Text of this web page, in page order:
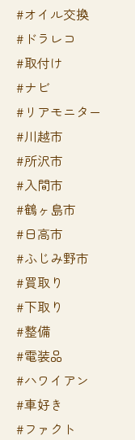
#オイル交換
#ドラレコ
#取付け
#ナビ
#リアモニター
#川越市
#所沢市
#入間市
#鶴ヶ島市
#日高市
#ふじみ野市
#買取り
#下取り
#整備
#電装品
#ハワイアン
#車好き
#ファクト